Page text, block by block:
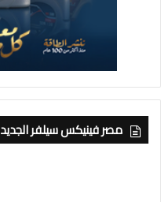
مصر فينيكس سيلفر الجديد